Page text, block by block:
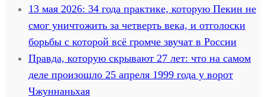
13 мая 2026: 34 года практике, которую Пекин не
смог уничтожить за четверть века, и отголоски
борьбы с которой всё громче звучат в России
Правда, которую скрывают 27 лет: что на самом
деле произошло 25 апреля 1999 года у ворот
Чжуннаньхая